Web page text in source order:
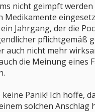
nicht geimpft
Medikamente
Jahrgang, der die
pflichtgemäß
auch nicht mehr
die Meinung eines
Panik! Ich hoffe,
solchen Anschlag